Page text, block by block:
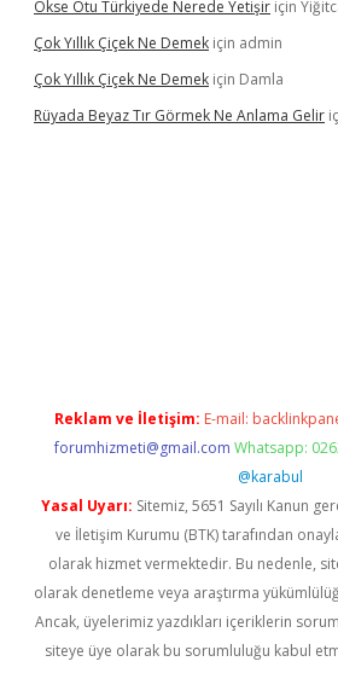
Ökse Otu Türkiyede Nerede Yetişir için
Çok Yıllık Çiçek Ne Demek için admin
Çok Yıllık Çiçek Ne Demek için Damla
Rüyada Beyaz Tır Görmek Ne Anlama Gelir
Reklam ve İletişim: E-mail:
forumhizmeti@gmail.com Whatsapp:
@karabul
Yasal Uyarı: Sitemiz, 5651 Sayılı Kanun
ve İletişim Kurumu (BTK) tarafından
olarak hizmet vermektedir. Bu nedenle,
olarak denetleme veya araştırma
Ancak, üyelerimiz yazdıkları içeriklerin
siteye üye olarak bu sorumluluğu kabul